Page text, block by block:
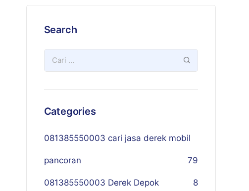
Search
Categories
081385550003 cari jasa derek mobil
pancoran 79
081385550003 Derek Depok 8